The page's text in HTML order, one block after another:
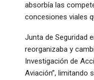
absorbía las
concesiones viales
Junta de Seguridad
reorganizaba y
Investigación de
Aviación”, limitando